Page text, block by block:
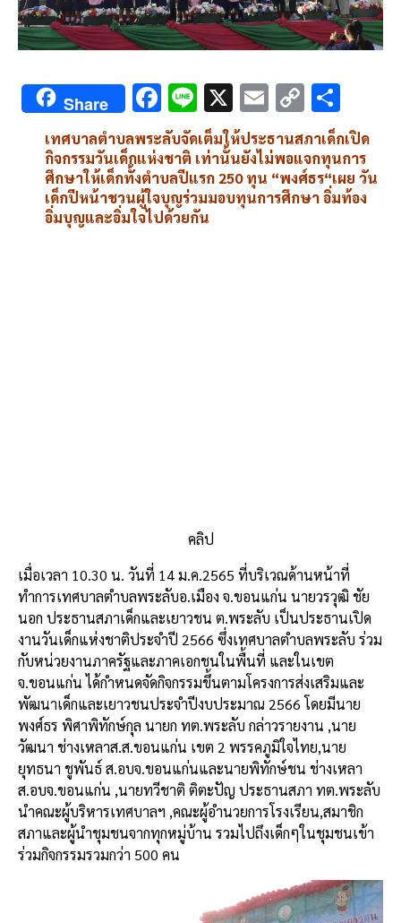
Share F
ac
e
b
o
Li
n
e
X E
m
ai
l
C
o
py
Li
n
h
ar
e
เทศบาลตำบลพระลับจัดเต็มให้ประธานสภาเด็กเปิด
กิจกรรมวันเด็กแห่งชาติ เท่านั้นยังไม่พอแจกทุนการ
ศึกษาให้เด็กทั้งตำบลปีแรก 250ทุน “พงศ์ธร“เผย วัน
เด็กปีหน้าชวนผู้ใจบุญร่วมมอบทุนการศึกษาอิ่มท้อง
อิ่มบุญและอิ่มใจไปด้วยกัน
คลิป
เมื่อเวลา 10.30 น. วันที่ 14ม.ค.2565 ที่บริเวณด้านหน้าที่
ทำการเทศบาลตำบลพระลับอ.เมือง จ.ขอนแก่น นายวรวุฒิชัย
นอก ประธานสภาเด็กและเยาวชน ต.พระลับ เป็นประธานเปิด
งานวันเด็กแห่งชาติประจำปี 2566 ซึ่งเทศบาลตำบลพระลับ ร่วม
กับหน่วยงานภาครัฐและภาคเอกชนในพื้นที่ และในเขต
จ.ขอนแก่น ได้กำหนดจัดกิจกรรมขึ้นตามโครงการส่งเสริมและ
พัฒนาเด็กและเยาวชนประจำปีงบประมาณ 2566โดยมีนาย
พงศ์ธร พิศาพิทักษ์กุล นายก ทต.พระลับ กล่าวรายงาน ,นาย
วัฒนา ช่างเหลาส.ส.ขอนแก่น เขต 2 พรรคภูมิใจไทย,นาย
ยุทธนา ชูพันธ์ส.อบจ.ขอนแก่นและนายพิทักษ์ชน ช่างเหลา
ส.อบจ.ขอนแก่น ,นายทวีชาติติตะปัญ ประธานสภา ทต.พระลับ
นำคณะผู้บริหารเทศบาลฯ ,คณะผู้อำนวยการโรงเรียน,สมาชิก
สภาและผู้นำชุมชนจากทุกหมู่บ้าน รวมไปถึงเด็กๆในชุมชนเข้า
ร่วมกิจกรรมรวมกว่า 500 คน